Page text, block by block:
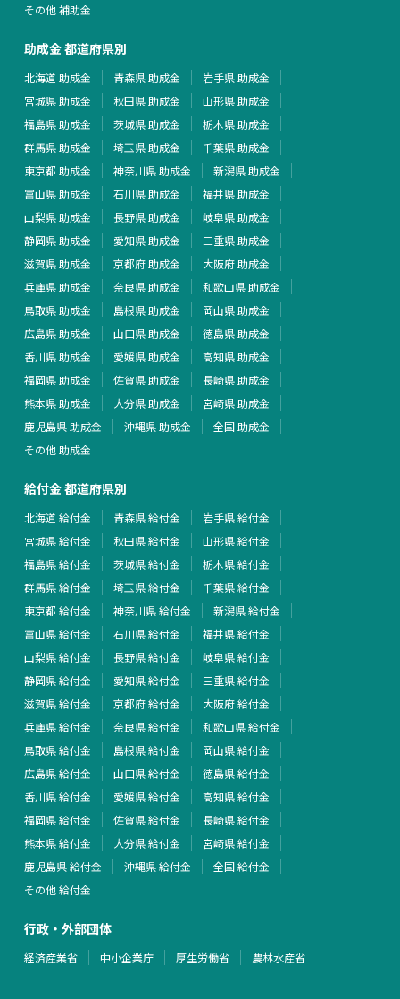
その他 補助金
助成金 都道府県別
北海道 助成金 青森県 助成金
岩手県 助成金
宮城県 助成金
秋田県 助成金
山形県 助成金
福島県 助成金
茨城県 助成金
栃木県 助成金
群馬県 助成金
埼玉県 助成金
千葉県 助成金
東京都 助成金
神奈川県 助成金
新潟県 助成金
富山県 助成金
石川県 助成金
福井県 助成金
山梨県 助成金
長野県 助成金
岐阜県 助成金
静岡県 助成金
愛知県 助成金
三重県 助成金
滋賀県 助成金
京都府 助成金
大阪府 助成金
兵庫県 助成金
奈良県 助成金
和歌山県 助成金
鳥取県 助成金
島根県 助成金
岡山県 助成金
広島県 助成金
山口県 助成金
徳島県 助成金
香川県 助成金
愛媛県 助成金
高知県 助成金
福岡県 助成金
佐賀県 助成金
長崎県 助成金
熊本県 助成金
大分県 助成金
宮崎県 助成金
鹿児島県 助成金
沖縄県 助成金
全国 助成金
その他 助成金
給付金 都道府県別
北海道 給付金 青森県 給付金
岩手県 給付金
宮城県 給付金
秋田県 給付金
山形県 給付金
福島県 給付金
茨城県 給付金
栃木県 給付金
群馬県 給付金
埼玉県 給付金
千葉県 給付金
東京都 給付金
神奈川県 給付金
新潟県 給付金
富山県 給付金
石川県 給付金
福井県 給付金
山梨県 給付金
長野県 給付金
岐阜県 給付金
静岡県 給付金
愛知県 給付金
三重県 給付金
滋賀県 給付金
京都府 給付金
大阪府 給付金
兵庫県 給付金
奈良県 給付金
和歌山県 給付金
鳥取県 給付金
島根県 給付金
岡山県 給付金
広島県 給付金
山口県 給付金
徳島県 給付金
香川県 給付金
愛媛県 給付金
高知県 給付金
福岡県 給付金
佐賀県 給付金
長崎県 給付金
熊本県 給付金
大分県 給付金
宮崎県 給付金
鹿児島県 給付金
沖縄県 給付金
全国 給付金
その他 給付金
行政・外部団体
経済産業省 中小企業庁 厚生労働省 農林水産省